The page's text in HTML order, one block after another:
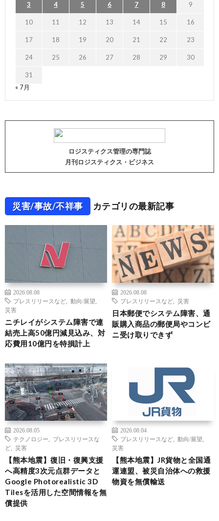
3 4 5 6 7 8 9
10 11 12 13 14 15 16
17 18 19 20 21 22 23
24 25 26 27 28 29 30
31
« 7月
ロジスティクス管理の専門誌
月刊ロジスティクス・ビジネス
災害/事故/不祥事 カテゴリの最新記事
2026.08.08
プレスリリースなど
動向/展望
災害
ニチレイがシステム障害で連
結売上高50億円減見込み、対
応費用10億円を特損計上
2026.08.08
プレスリリースなど
災害
日本郵便でシステム障害、通
販購入商品の郵便局やコンビ
ニ受け取りできず
2026.08.05
テクノロジー
プレスリリースな
ど
災害
【熊本地震】復旧・復興支援
へ高精度3次元点群データと
Google Photorealistic 3D
Tilesを活用した空間情報を無
償提供
2026.08.04
プレスリリースなど
動向/展望
災害
【熊本地震】JR貨物と全国通
運連盟、被災自治体への救援
物資を無償輸送